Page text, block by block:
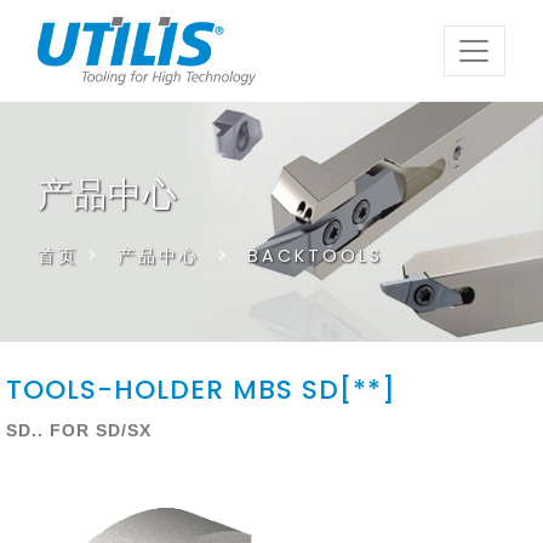
产品中心
首页 > 产品中心 > BACKTOOLS
TOOLS-HOLDER MBS SD[**]
SD.. FOR SD/SX